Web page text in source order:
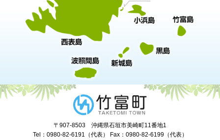
〒907-8503 沖縄県石垣市美崎町11番地1
Tel：0980-82-6191（代表） Fax：0980-82-6199（代表）